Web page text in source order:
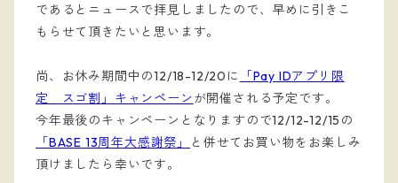
であるとニュースで拝見しましたので、早めに引きこ
もらせて頂きたいと思います。
尚、お休み期間中の12/18-12/20に
「Pay IDアプリ限
定 スゴ割」キャンペーンが開催される予定です。
今年最後のキャンペーンとなりますので12/12-12/15の
「BASE 13周年大感謝祭」
と併せてお買い物をお楽しみ
頂けましたら幸いです。